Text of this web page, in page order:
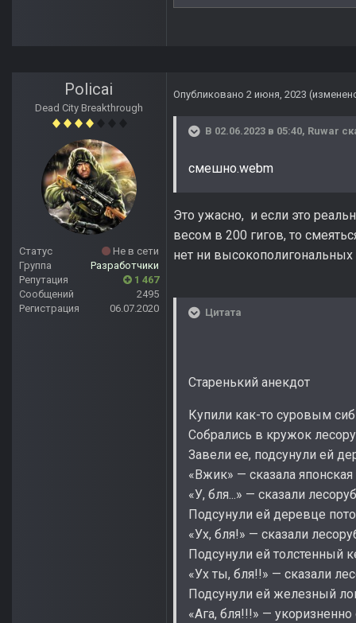
Policai
Dead City Breakthrough
Статус
Не в сети
Группа
Разработчики
Репутация
1 467
Сообщений
2495
Регистрация
06.07.2020
Опубликовано 2 июня, 2023
В 02.06.2023 в 05:40, Ruwar
смешно.webm
Это ужасно, и если это
весом в 200 гигов, то
нет ни
Цитата
Старенький анекдот⁠⁠
Купили как-то суровым
Собрались в кружок
Завели ее, подсунули ей
«Вжик» — сказала японская
«У, бля...» — сказали
Подсунули ей деревце
«Ух, бля!» — сказали
Подсунули ей
«Ух ты, бля!!» — сказали
Подсунули ей железный
«Ага, бля!!!» —